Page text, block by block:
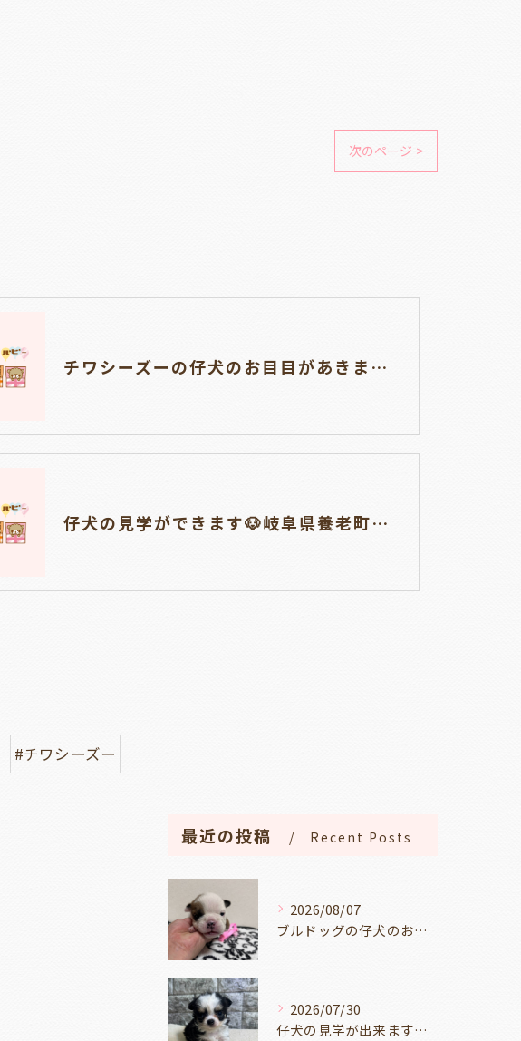
次のページ >
チワシーズーの仔犬のお目目があきました👀岐阜県養老町のブリーダーワンダフルパピーです。
仔犬の見学ができます🐶岐阜県養老町のブリーダー「ワンダフルパピー」です。
#チワシーズー
最近の投稿 Recent Posts
2026/08/07
ブルドッグの仔犬のお目目があきました👀💑🐶岐阜県養老町のブリーダーワンダフルパピーです。
2026/07/30
仔犬の見学が出来ます🐶岐阜県養老町のブリーダーワンダフルパピーです。